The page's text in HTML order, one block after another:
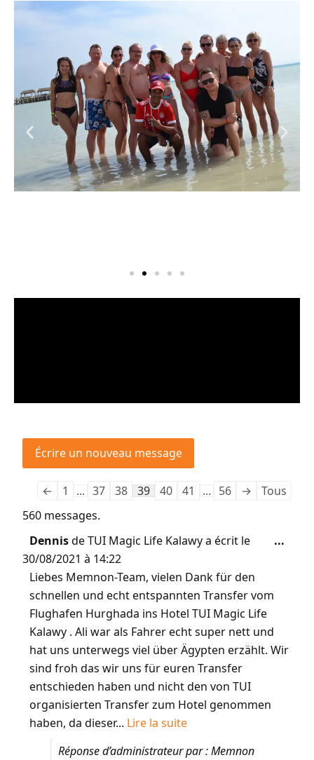
← 1 ... 37 38 39 40 41 ... 56 →
Tous
560 messages.
Dennisde TUI Magic Life Kalawy a écrit le
30/08/2021 à 14:22
Liebes Memnon-Team, vielen Dank für den
schnellen und echt entspannten Transfer vom
Flughafen Hurghada ins Hotel TUI Magic Life
Kalawy . Ali war als Fahrer echt super nett und
hat uns unterwegs viel über Ägypten erzählt. Wir
sind froh das wir uns für euren Transfer
entschieden haben und nicht den von TUI
organisierten Transfer zum Hotel genommen
haben, da dieser... Lire la suite
Réponse d’administrateur par : Memnon
...